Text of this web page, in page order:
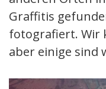
Graffitis
fotografiert. Wir
aber einige sind